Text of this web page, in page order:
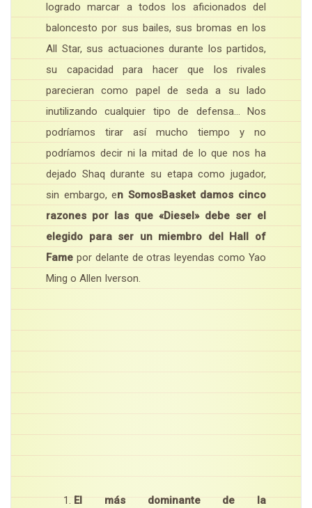
logrado marcar a todos los aficionados del
baloncesto por sus bailes, sus bromas en los
All Star, sus actuaciones durante los partidos,
su capacidad para hacer que los rivales
parecieran como papel de seda a su lado
inutilizando cualquier tipo de defensa… Nos
podríamos tirar así mucho tiempo y no
podríamos decir ni la mitad de lo que nos ha
dejado Shaq durante su etapa como jugador,
sin embargo, en SomosBasket damos cinco
razones por las que «Diesel» debe ser el
elegido para ser un miembro del Hall of
Fame por delante de otras leyendas como Yao
Ming o Allen Iverson.
El más dominante de la